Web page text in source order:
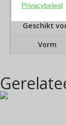
Lens
Geschikt
Vorm
Privacybeleid